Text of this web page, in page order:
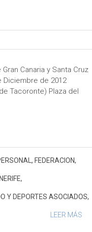
Canaria y Santa Cruz
Diciembre de 2012
Tacoronte) Plaza del
, FEDERACION,
,
Y DEPORTES ASOCIADOS,
LEER MÁS